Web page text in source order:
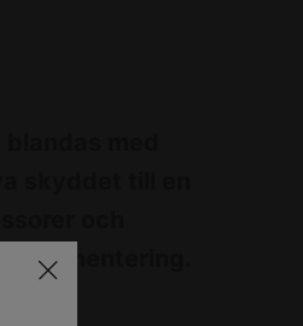
pigmentering.